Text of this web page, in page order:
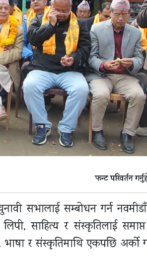
फन्ट परिवर्तन
सभालाई सम्बोधन गर्न
साहित्य र संस्कृतिलाई
र संस्कृतिमाथि एकपछि अर्को